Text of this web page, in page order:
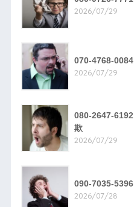
2026/07/29
070-4768-0084
2026/07/29
080-2647-6192
欺
2026/07/29
090-7035-5396
2026/07/28